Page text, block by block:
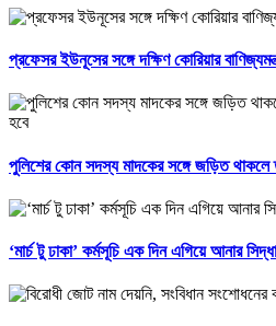
প্রফেসর ইউনূসের সঙ্গে দক্ষিণ কোরিয়ার
পুলিশের কোন সদস্য মাদকের সঙ্গে জড়িত থাকলে
‘মার্চ টু ঢাকা’ কর্মসূচি এক দিন এগিয়ে আনার